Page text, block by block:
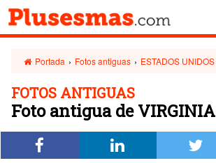
Portada › Fotos antiguas › ESTADOS UNIDOS
FOTOS ANTIGUAS
Foto antigua de VIRGINIA